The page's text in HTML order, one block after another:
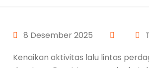
8 Desember 2025
Kenaikan aktivitas lalu lintas